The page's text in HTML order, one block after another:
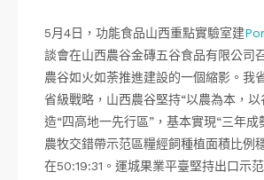
5月4日，功能食品山西重點實驗室建
談會在山西農谷金磚五谷食品有限公司
農谷如火如荼推進建設的一個縮影。我
省級戰略，山西農谷堅持“以農為本，
造“四高地一先行區”，基本實現“三年成
農牧交錯帶示范區糧經飼種植面積比例
在50:19:31。運城果業平臺堅持出口示